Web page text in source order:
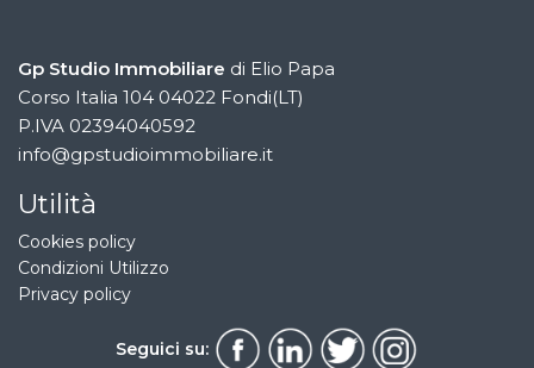
Gp Studio Immobiliare di Elio Papa
Corso Italia 104 04022 Fondi(LT)
P.IVA 02394040592
info@gpstudioimmobiliare.it
Utilità
Cookies policy
Condizioni Utilizzo
Privacy policy
Seguici su: